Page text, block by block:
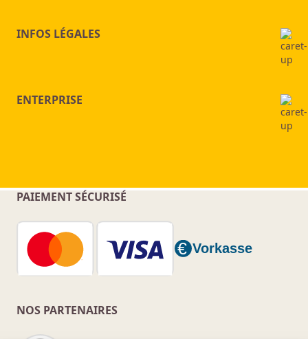
INFOS LÉGALES
ENTERPRISE
PAIEMENT SÉCURISÉ
NOS PARTENAIRES